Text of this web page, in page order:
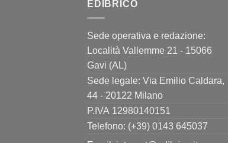
EDIBRICO
Sede operativa e redazione:
Località Vallemme 21 - 15066
Gavi (AL)
Sede legale: Via Emilio Caldara,
44 - 20122 Milano
P.IVA 12980140151
Telefono: (+39) 0143 645037